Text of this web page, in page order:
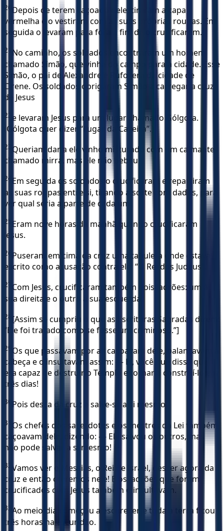
20 Depois de terem caçoado dele, tiraram a capa
vermelha e o vestiram com as suas próprias roupas. Em
seguida o levaram para fora a fim de o crucificarem.
21
No caminho, os soldados encontraram um homem
chamado Simão, que vinha do campo para a cidade. Esse
Simão, o pai de Alexandre e Rufo, era da cidade de
Cirene. Os soldados obrigaram Simão a carregar a cruz
de Jesus
22 e levaram Jesus para um lugar chamado Gólgota.
(Gólgota quer dizer “Lugar da Caveira”.)
23 Queriam dar a ele vinho misturado com um calmante
chamado mirra, mas ele não bebeu.
24 Em seguida os soldados o crucificaram e repartiram
as suas roupas entre si, tirando a sorte com dados, para
ver qual seria a parte de cada um.
25 Eram nove horas da manhã quando crucificaram
Jesus.
26 Puseram em cima da cruz uma tabuleta onde estava
escrito como acusação contra ele: “O Rei dos Judeus”.
27 Com Jesus, crucificaram também dois ladrões: um à
sua direita e o outro à sua esquerda.
28 [Assim se cumpriu o que as Escrituras Sagradas dizem:
“Ele foi tratado como se fosse um criminoso.”]
29 Os que passavam por ali caçoavam dele, balançavam a
cabeça e o insultavam assim: — Ei, você que disse que
era capaz de destruir o Templo e tornar a construí-lo em
três dias!
30 Pois desça da cruz e salve-se a si mesmo!
31
Os chefes dos sacerdotes e os mestres da Lei também
caçoavam dele, dizendo: — Ele salvou os outros, mas
não pode salvar a si mesmo!
32 Vamos ver o Messias, o Rei de Israel, descer agora da
cruz e então creremos nele! E os ladrões que foram
crucificados com Jesus também o insultavam.
33 Ao meio-dia começou a escurecer, e toda a terra ficou
três horas na escuridão.